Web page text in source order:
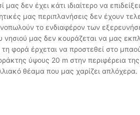
δεν έχει κάτι ιδιαίτερο να
μας περιπλανήσεις δεν έχουν
το ενδιαφέρον των
νησιού μας δεν κουράζεται να μας
φορά έρχεται να προστεθεί στο
ύψους 20 m στην περιφέρεια
θέαμα που μας χαρίζει απλόχερα.